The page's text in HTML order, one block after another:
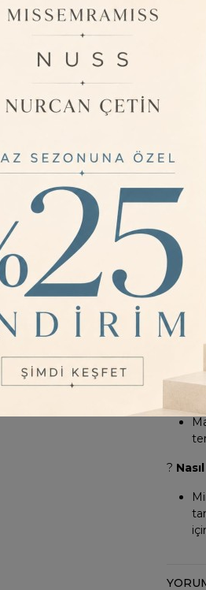
?
?Üst
? Etek
?